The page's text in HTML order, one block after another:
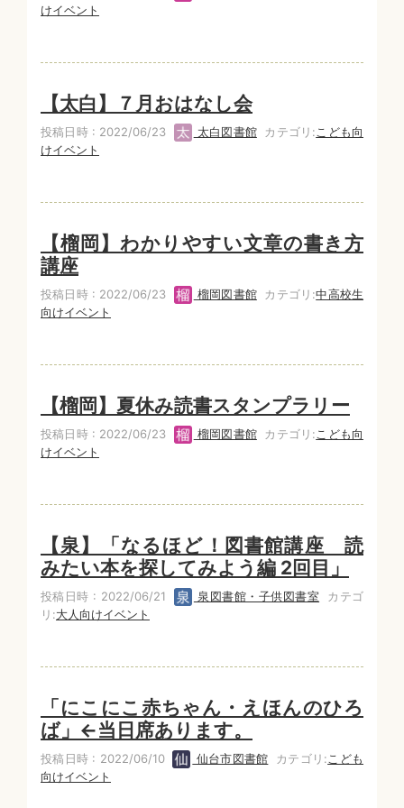
けイベント
【太白】７月おはなし会
投稿日時 : 2022/06/23 太白図書館カテゴリ: こども向
けイベント
【榴岡】わかりやすい文章の書き方
講座
投稿日時 : 2022/06/23 榴岡図書館カテゴリ:中高校生
向けイベント
【榴岡】夏休み読書スタンプラリー
投稿日時 : 2022/06/23 榴岡図書館カテゴリ: こども向
けイベント
【泉】「なるほど！図書館講座 読
みたい本を探してみよう編 2回目」
投稿日時 : 2022/06/21 泉図書館・子供図書室 カテゴ
リ:大人向けイベント
「にこにこ赤ちゃん・えほんのひろ
ば」←当日席あります。
投稿日時 : 2022/06/10 仙台市図書館 カテゴリ: こども
向けイベント